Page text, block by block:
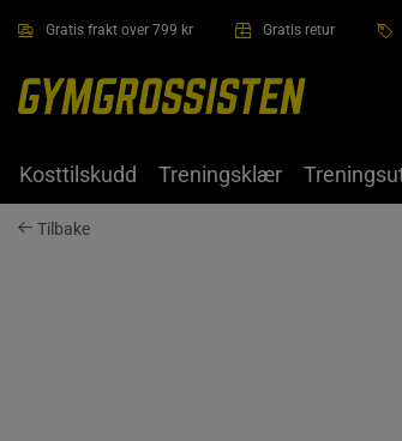
Gratis frakt over 799 kr Gratis retur
Kosttilskudd Treningsklær
Tilbake